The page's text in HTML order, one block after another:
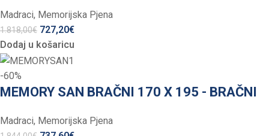
Madraci, Memorijska Pjena
1.818,00€ 727,20€
Dodaj u košaricu
-60%
MEMORY SAN BRAČNI 170 X 195 - BRAČNI
Madraci, Memorijska Pjena